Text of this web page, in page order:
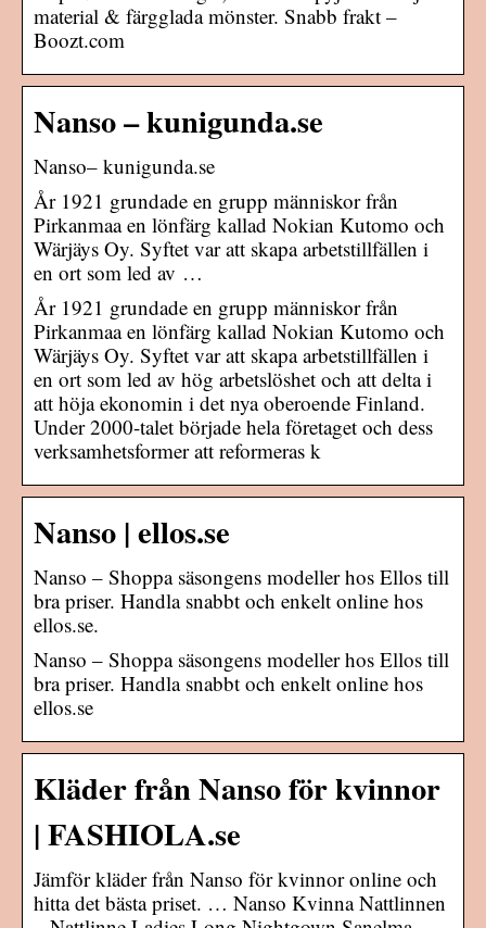
material & färgglada mönster. Snabb frakt –
Boozt.com
Nanso – kunigunda.se
Nanso– kunigunda.se
År 1921 grundade en grupp människor från
Pirkanmaa en lönfärg kallad Nokian Kutomo och
Wärjäys Oy. Syftet var att skapa arbetstillfällen i
en ort som led av …
År 1921 grundade en grupp människor från
Pirkanmaa en lönfärg kallad Nokian Kutomo och
Wärjäys Oy. Syftet var att skapa arbetstillfällen i
en ort som led av hög arbetslöshet och att delta i
att höja ekonomin i det nya oberoende Finland.
Under 2000-talet började hela företaget och dess
verksamhetsformer att reformeras k
Nanso | ellos.se
Nanso – Shoppa säsongens modeller hos Ellos till
bra priser. Handla snabbt och enkelt online hos
ellos.se.
Nanso – Shoppa säsongens modeller hos Ellos till
bra priser. Handla snabbt och enkelt online hos
ellos.se
Kläder från Nanso för kvinnor
| FASHIOLA.se
Jämför kläder från Nanso för kvinnor online och
hitta det bästa priset. … Nanso Kvinna Nattlinnen